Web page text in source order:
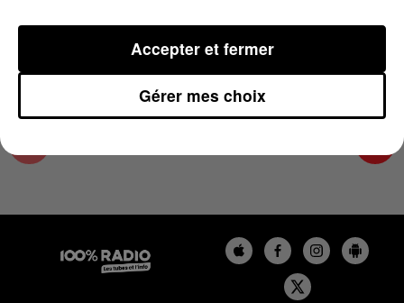
Podcasts infos de l'Hérault
Gérer mes choix
Accepter et fermer